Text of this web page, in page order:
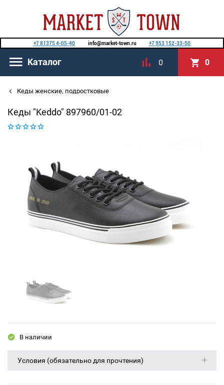
+7 81375 4-05-40 info@market-town.ru +7 953 152-33-50
Каталог 0 0
Кеды женские, подростковые
Кеды "Keddo" 897960/01-02
В наличии
Условия (обязательно для прочтения)